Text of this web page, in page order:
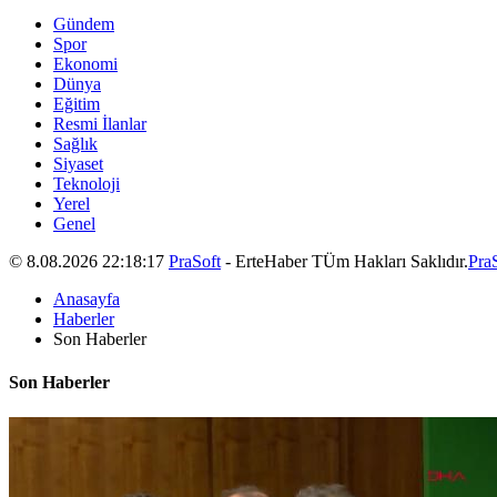
Gündem
Spor
Ekonomi
Dünya
Eğitim
Resmi İlanlar
Sağlık
Siyaset
Teknoloji
Yerel
Genel
© 8.08.2026 22:18:17 PraSoft - ErteHaber TÜm Hakları Saklıdır.
Anasayfa
Haberler
Son Haberler
Son Haberler